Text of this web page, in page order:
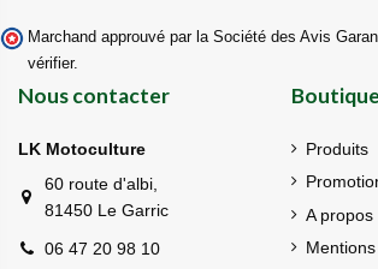
Marchand approuvé par la Société des Avis
vérifier.
Nous contacter
LK Motoculture
60 route d'albi,
81450 Le Garric
06 47 20 98 10
Boutique
Produits
A propos